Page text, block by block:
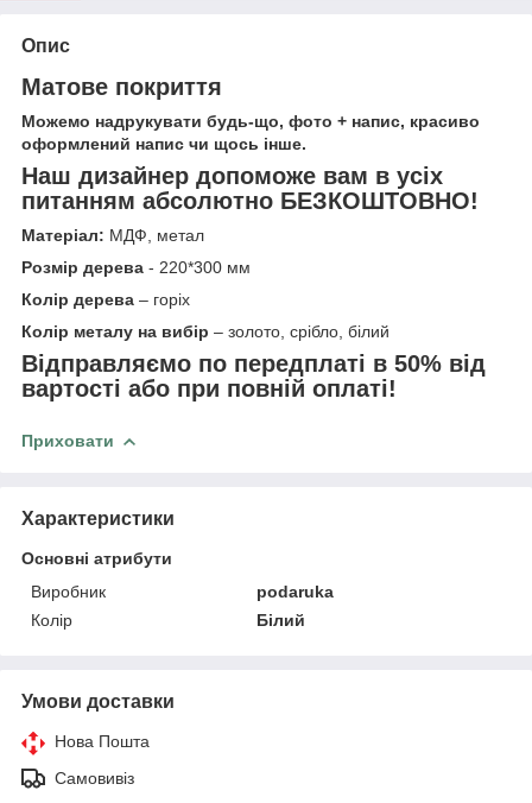
Опис
Матове покриття
Можемо надрукувати будь-що, фото + напис, красиво
оформлений напис чи щось інше.
Наш дизайнер допоможе вам в усіх
питанням абсолютно БЕЗКОШТОВНО!
Матеріал: МДФ, метал
Розмір дерева - 220*300 мм
Колір дерева – горіх
Колір металу на вибір – золото, срібло, білий
Відправляємо по передплаті в 50% від
вартості або при повній оплаті!
Приховати
Характеристики
Основні атрибути
Виробник
podaruka
Колір
Білий
Умови доставки
Нова Пошта
Самовивіз